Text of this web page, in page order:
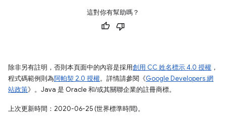
這對你有幫助嗎？
除非另有註明，否則本頁面中的內容是採用創用 CC 姓名標示 4.0 授權 ，
程式碼範例則為阿帕契 2.0 授權。詳情請參閱《Google Developers 網
站政策》。Java 是 Oracle 和/或其關聯企業的註冊商標。
上次更新時間：2020-06-25 (世界標準時間)。